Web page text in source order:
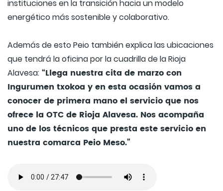
instituciones en la transición hacia un modelo
energético más sostenible y colaborativo.
Además de esto Peio también explica las ubicaciones
que tendrá la oficina por la cuadrilla de la Rioja
Alavesa: “Llega nuestra cita de marzo con
Ingurumen txokoa y en esta ocasión vamos a
conocer de primera mano el servicio que nos
ofrece la OTC de Rioja Alavesa. Nos acompaña
uno de los técnicos que presta este servicio en
nuestra comarca Peio Meso.”